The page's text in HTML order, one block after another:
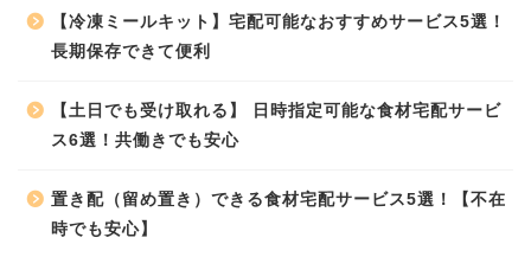
【冷凍ミールキット】宅配可能なおすすめサービス5選！
長期保存できて便利
【土日でも受け取れる】 日時指定可能な食材宅配サービ
ス6選！共働きでも安心
置き配（留め置き）できる食材宅配サービス5選！【不在
時でも安心】